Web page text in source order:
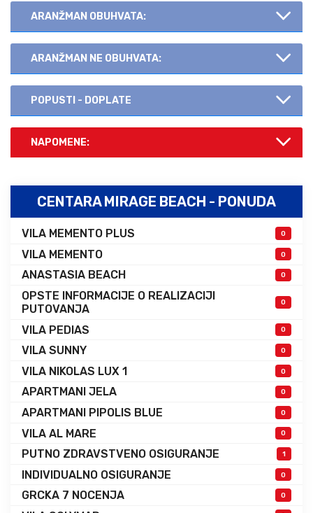
ARANŽMAN OBUHVATA:
ARANŽMAN NE OBUHVATA:
POPUSTI - DOPLATE
NAPOMENE:
CENTARA MIRAGE BEACH - PONUDA
VILA MEMENTO PLUS 0
VILA MEMENTO 0
ANASTASIA BEACH 0
OPSTE INFORMACIJE O REALIZACIJI
PUTOVANJA
0
VILA PEDIAS 0
VILA SUNNY 0
VILA NIKOLAS LUX 1 0
APARTMANI JELA 0
APARTMANI PIPOLIS BLUE 0
VILA AL MARE 0
PUTNO ZDRAVSTVENO OSIGURANJE 1
INDIVIDUALNO OSIGURANJE 0
GRCKA 7 NOCENJA 0